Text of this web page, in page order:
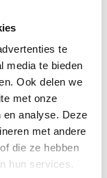
te
media te bieden
Ook delen we
met onze
analyse. Deze
met andere
die ze hebben
hun services.
Green-lab